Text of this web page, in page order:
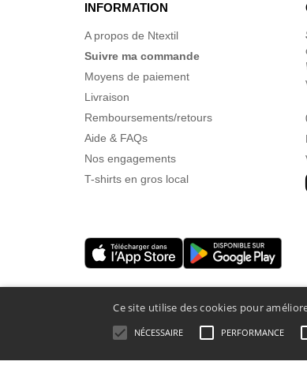
INFORMATION
A propos de Ntextil
Suivre ma commande
Moyens de paiement
Livraison
Remboursements/retours
Aide & FAQs
Nos engagements
T-shirts en gros local
Mentions Légales Politique de Confidentialité
Ce site utilise des cookies pour
NÉCESSAIRE PERFORMANCE